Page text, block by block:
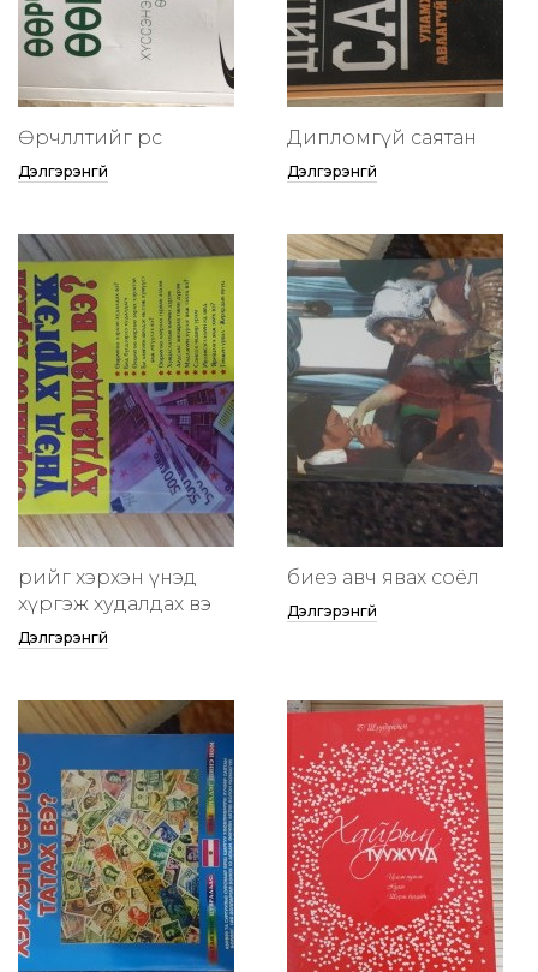
Өөрчлөлтийг өөрөөсөө
Дэлгэрэнгүй
Дипломгүй саятан
Дэлгэрэнгүй
өөрийгөө хэрхэн үнэд
хүргэж худалдах вэ
Дэлгэрэнгүй
биеэ авч явах соёл
Дэлгэрэнгүй